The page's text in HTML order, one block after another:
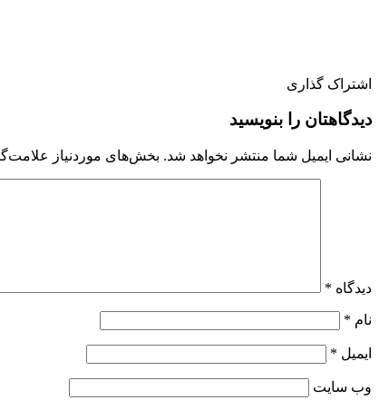
اشتراک گذاری
دیدگاهتان را بنویسید
نشانی ایمیل شما منتشر نخواهد شد. بخش‌های موردنیاز
دیدگاه *
نام *
ایمیل *
وب‌ سایت